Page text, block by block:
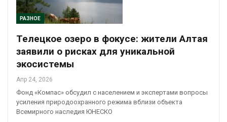
РАЗНОЕ
Телецкое озеро в фокусе: жители Алтая
заявили о рисках для уникальной
экосистемы
Апр 24, 2026
Фонд «Компас» обсудил с населением и экспертами вопросы
усиления природоохранного режима вблизи объекта
Всемирного наследия ЮНЕСКО